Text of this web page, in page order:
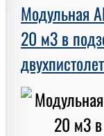
Модульная
20 м3 в